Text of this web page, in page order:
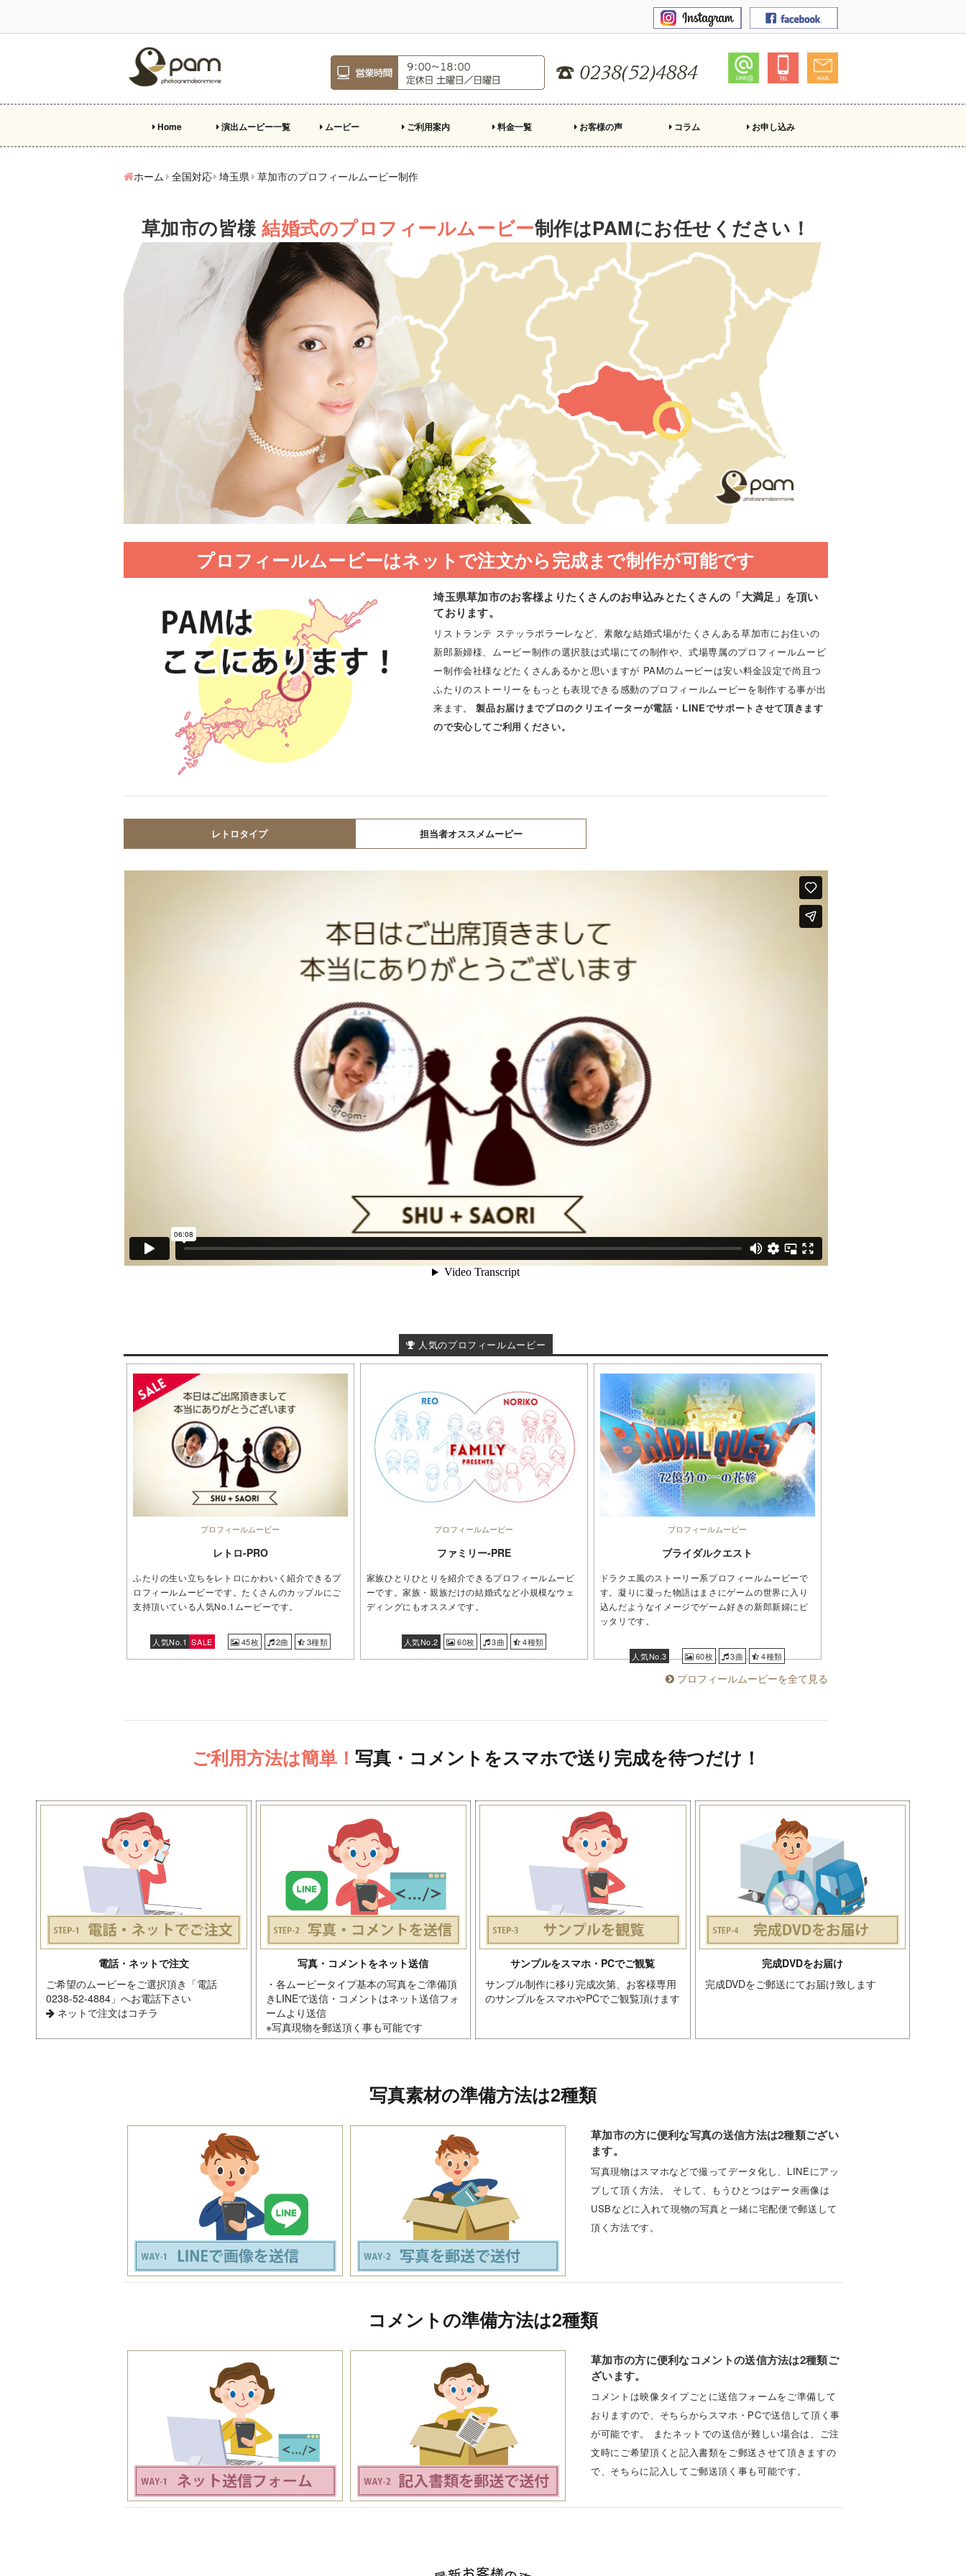
Home 演出ムービー一覧 ムービー ご利用案内 料金一覧 お客様の声 コラム お申し込み
ホーム 全国対応 埼玉県 草加市のプロフィールムービー制作
草加市の皆様結婚式のプロフィールムービー制作はPAMにお任せください！
プロフィールムービーはネットで注文から完成まで制作が可能です
埼玉県草加市のお客様よりたくさんのお申込みとたくさんの「大満足」を頂い
ております。
リストランテ ステッラポラーレなど、素敵な結婚式場がたくさんある草加市にお住いの
新郎新婦様、ムービー制作の選択肢は式場にての制作や、式場専属のプロフィールムービ
ー制作会社様などたくさんあるかと思いますが PAMのムービーは安い料金設定で尚且つ
ふたりのストーリーをもっとも表現できる感動のプロフィールムービーを制作する事が出
来ます。製品お届けまでプロのクリエイーターが電話・LINEでサポートさせて頂きます
ので安心してご利用ください。
レトロタイプ 担当者オススメムービー
人気のプロフィールムービー
プロフィールムービー
レトロ-PRO
ふたりの生い立ちをレトロにかわいく紹介できるプ
ロフィールムービーです。たくさんのカップルにご
支持頂いている人気No.1ムービーです。
人気No.1 SALE 45枚 2曲 3種類
プロフィールムービー
ファミリー-PRE
家族ひとりひとりを紹介できるプロフィールムービ
ーです。家族・親族だけの結婚式など小規模なウェ
ディングにもオススメです。
人気No.2 60枚 3曲 4種類
プロフィールムービー
ブライダルクエスト
ドラクエ風のストーリー系プロフィールムービーで
す。凝りに凝った物語はまさにゲームの世界に入り
込んだようなイメージでゲーム好きの新郎新婦にピ
ッタリです。
人気No.3 60枚 3曲 4種類
プロフィールムービーを全て見る
ご利用方法は簡単！ 写真・コメントをスマホで送り完成を待つだけ！
電話・ネットで注文
ご希望のムービーをご選択頂き「電話
0238-52-4884」へお電話下さい
ネットで注文はコチラ
写真・コメントをネット送信
・各ムービータイプ基本の写真をご準備頂
きLINEで送信・コメントはネット送信フォ
ームより送信
※写真現物を郵送頂く事も可能です
サンプルをスマホ・PCでご観覧
サンプル制作に移り完成次第、お客様専用
のサンプルをスマホやPCでご観覧頂けます
完成DVDをお届け
完成DVDをご郵送にてお届け致します
写真素材の準備方法は2種類
草加市の方に便利な写真の送信方法は2種類ござい
ます。
写真現物はスマホなどで撮ってデータ化し、LINEにアッ
プして頂く方法。 そして、もうひとつはデータ画像は
USBなどに入れて現物の写真と一緒に宅配便で郵送して
頂く方法です。
コメントの準備方法は2種類
草加市の方に便利なコメントの送信方法は2種類ご
ざいます。
コメントは映像タイプごとに送信フォームをご準備して
おりますので、そちらからスマホ・PCで送信して頂く事
が可能です。 またネットでの送信が難しい場合は、ご注
文時にご希望頂くと記入書類をご郵送させて頂きますの
で、そちらに記入してご郵送頂く事も可能です。